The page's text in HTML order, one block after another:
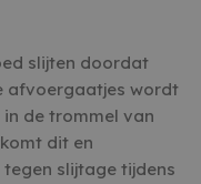
slijten doordat
afvoergaatjes wordt
de trommel van
dit en
slijtage tijdens